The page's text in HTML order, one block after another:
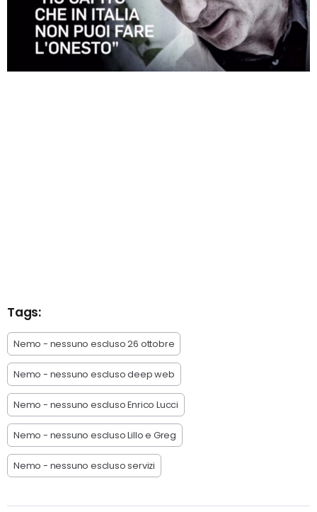
Tags:
Nemo - nessuno escluso 26 ottobre
Nemo - nessuno escluso deep web
Nemo - nessuno escluso Enrico Lucci
Nemo - nessuno escluso Lillo e Greg
Nemo - nessuno escluso servizi